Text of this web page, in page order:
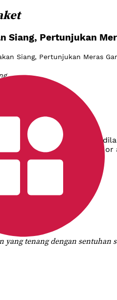
Siang, Pertunjukan
Siang, Pertunjukan Meras
patung dan instalasi
bringing sunglasses
yang tenang dengan